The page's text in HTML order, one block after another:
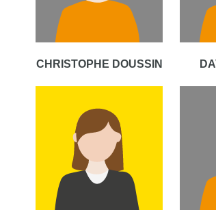
CHRISTOPHE DOUSSIN